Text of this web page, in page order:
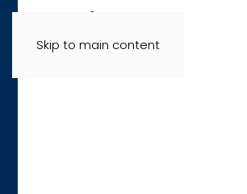
Skip to main content